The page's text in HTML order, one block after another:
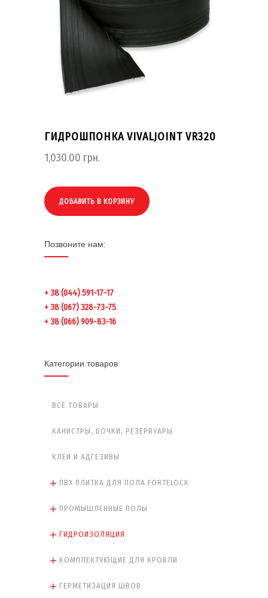
ГИДРОШПОНКА VIVALJOINT VR320
1,030.00 грн.
ДОБАВИТЬ В КОРЗИНУ
Позвоните нам:
+ 38 (044) 591-17-17
+ 38 (067) 328-73-75
+ 38 (066) 909-83-16
Категории товаров
ВСЕ ТОВАРЫ
КАНИСТРЫ, БОЧКИ, РЕЗЕРВУАРЫ
КЛЕИ И АДГЕЗИВЫ
ПВХ ПЛИТКА ДЛЯ ПОЛА FORTELOCK
ПРОМЫШЛЕННЫЕ ПОЛЫ
ГИДРОИЗОЛЯЦИЯ
КОМПЛЕКТУЮЩИЕ ДЛЯ КРОВЛИ
ГЕРМЕТИЗАЦИЯ ШВОВ